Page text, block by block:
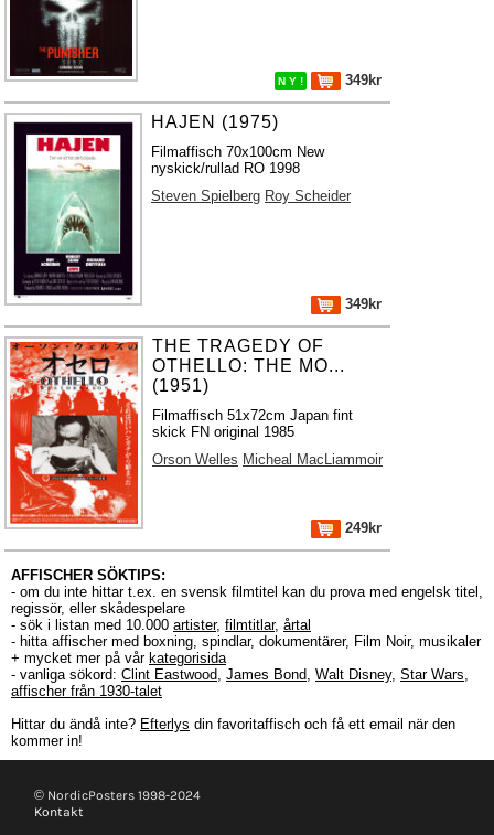
N Y ! 349kr
HAJEN (1975)
Filmaffisch 70x100cm New
nyskick/rullad RO 1998
Steven Spielberg Roy Scheider
349kr
THE TRAGEDY OF
OTHELLO: THE MO...
(1951)
Filmaffisch 51x72cm Japan fint
skick FN original 1985
Orson Welles Micheal MacLiammoir
249kr
AFFISCHER SÖKTIPS:
- om du inte hittar t.ex. en svensk filmtitel kan du prova med engelsk titel,
regissör, eller skådespelare
- sök i listan med 10.000 artister, filmtitlar, årtal
- hitta affischer med boxning, spindlar, dokumentärer, Film Noir, musikaler
+ mycket mer på vår kategorisida
- vanliga sökord: Clint Eastwood, James Bond, Walt Disney, Star Wars,
affischer från 1930-talet
Hittar du ändå inte? Efterlys din favoritaffisch och få ett email när den
kommer in!
© NordicPosters 1998-2024
Kontakt